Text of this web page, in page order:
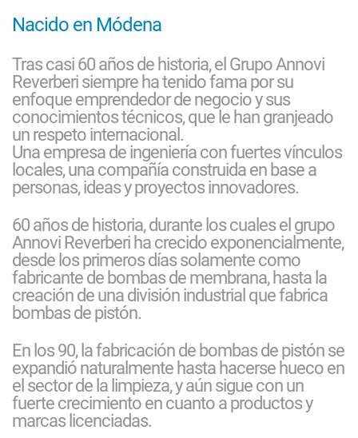
Nacido en Módena
Tras casi 60 años de historia, el Grupo Annovi
Reverberi siempre ha tenido fama por su
enfoque emprendedor de negocio y sus
conocimientos técnicos, que le han granjeado
un respeto internacional.
Una empresa de ingeniería con fuertes vínculos
locales, una compañía construida en base a
personas, ideas y proyectos innovadores.
60 años de historia, durante los cuales el grupo
Annovi Reverberi ha crecido exponencialmente,
desde los primeros días solamente como
fabricante de bombas de membrana, hasta la
creación de una división industrial que fabrica
bombas de pistón.
En los 90, la fabricación de bombas de pistón se
expandió naturalmente hasta hacerse hueco en
el sector de la limpieza, y aún sigue con un
fuerte crecimiento en cuanto a productos y
marcas licenciadas.